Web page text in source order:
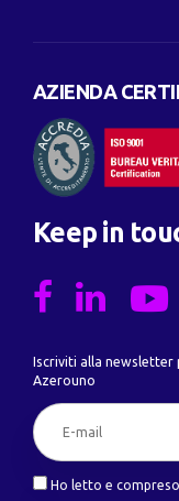
AZIENDA
Keep in
Iscriviti alla newsletter
Azerouno
Ho letto e